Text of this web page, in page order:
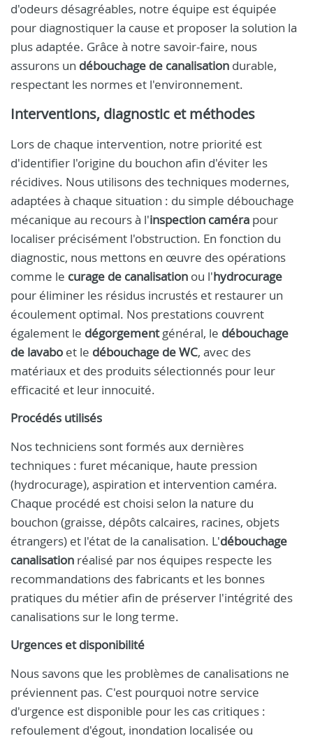
d'odeurs désagréables, notre équipe est équipée
pour diagnostiquer la cause et proposer la solution la
plus adaptée. Grâce à notre savoir-faire, nous
assurons un débouchage de canalisation durable,
respectant les normes et l'environnement.
Interventions, diagnostic et méthodes
Lors de chaque intervention, notre priorité est
d'identifier l'origine du bouchon afin d'éviter les
récidives. Nous utilisons des techniques modernes,
adaptées à chaque situation : du simple débouchage
mécanique au recours à l'inspection caméra pour
localiser précisément l'obstruction. En fonction du
diagnostic, nous mettons en œuvre des opérations
comme le curage de canalisation ou l'hydrocurage
pour éliminer les résidus incrustés et restaurer un
écoulement optimal. Nos prestations couvrent
également le dégorgementgénéral, le débouchage
de lavabo et le débouchage de WC, avec des
matériaux et des produits sélectionnés pour leur
efficacité et leur innocuité.
Procédés utilisés
Nos techniciens sont formés aux dernières
techniques : furet mécanique, haute pression
(hydrocurage), aspiration et intervention caméra.
Chaque procédé est choisi selon la nature du
bouchon (graisse, dépôts calcaires, racines, objets
étrangers) et l'état de la canalisation. L'débouchage
canalisation réalisé par nos équipes respecte les
recommandations des fabricants et les bonnes
pratiques du métier afin de préserver l'intégrité des
canalisations sur le long terme.
Urgences et disponibilité
Nous savons que les problèmes de canalisations ne
préviennent pas. C'est pourquoi notre service
d'urgence est disponible pour les cas critiques :
refoulement d'égout, inondation localisée ou